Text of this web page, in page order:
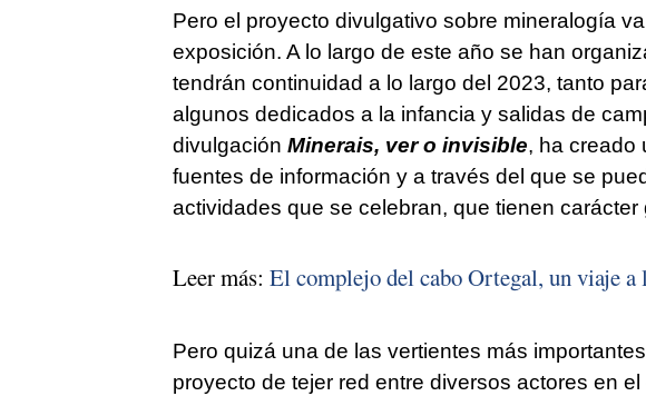
Pero el proyecto divulgativo sobre mineralogía
exposición. A lo largo de este año se han
tendrán continuidad a lo largo del 2023, tanto
algunos dedicados a la infancia y salidas de
divulgación Minerais, ver o invisible, ha creado
fuentes de información y a través del que se
actividades que se celebran, que tienen carácter
Leer más: El complejo del cabo Ortegal, un viaje
Pero quizá una de las vertientes más
proyecto de tejer red entre diversos actores en